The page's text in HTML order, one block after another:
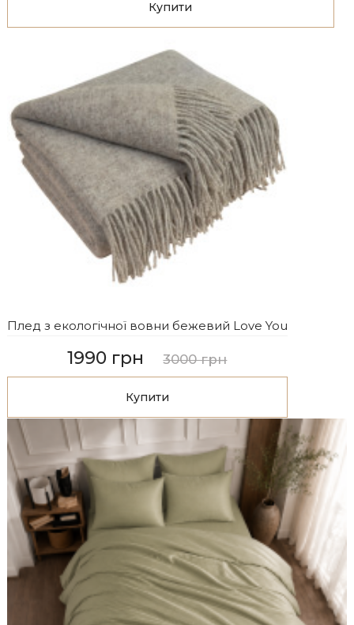
Купити
Плед з екологічної вовни бежевий Love You
1990 грн 3000 грн
Купити